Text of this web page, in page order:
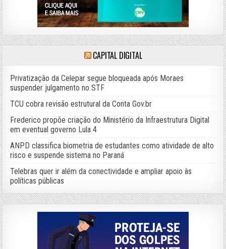
CAPITAL DIGITAL
Privatização da Celepar segue bloqueada após Moraes
suspender julgamento no STF
TCU cobra revisão estrutural da Conta Gov.br
Frederico propõe criação do Ministério da Infraestrutura Digital
em eventual governo Lula 4
ANPD classifica biometria de estudantes como atividade de alto
risco e suspende sistema no Paraná
Telebras quer ir além da conectividade e ampliar apoio às
políticas públicas